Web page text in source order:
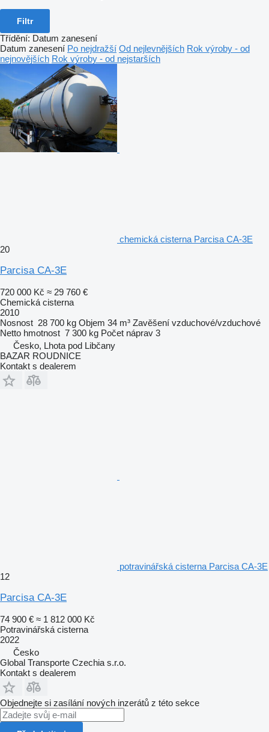
Filtr
Třídění: Datum zanesení
Datum zanesení Po nejdražší Od nejlevnějších Rok výroby - od
nejnovějších Rok výroby - od nejstarších
chemická cisterna Parcisa CA-3E
20
Parcisa CA-3E
720 000 Kč ≈ 29 760 €
Chemická cisterna
2010
Nosnost 28 700 kg Objem 34 m³ Zavěšení vzduchové/vzduchové
Netto hmotnost 7 300 kg Počet náprav 3
Česko, Lhota pod Libčany
BAZAR ROUDNICE
Kontakt s dealerem
potravinářská cisterna Parcisa CA-3E
12
Parcisa CA-3E
74 900 € ≈ 1 812 000 Kč
Potravinářská cisterna
2022
Česko
Global Transporte Czechia s.r.o.
Kontakt s dealerem
Objednejte si zasílání nových inzerátů z této sekce